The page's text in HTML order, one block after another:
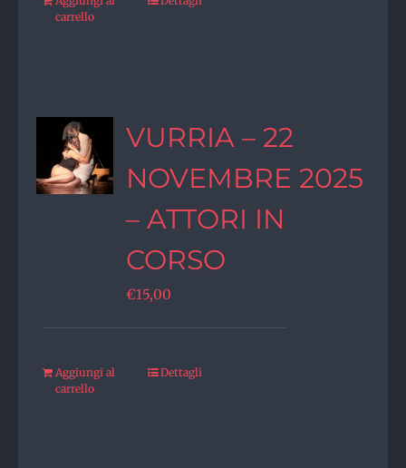
carrello
VURRIA – 22
NOVEMBRE 2025
– ATTORI IN
CORSO
€15,00
Aggiungi al
carrello
Dettagli